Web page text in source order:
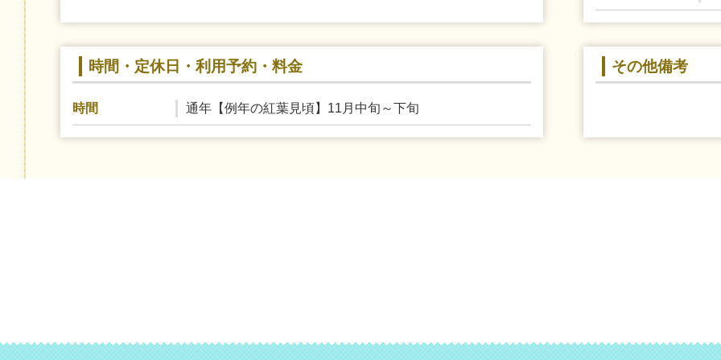
時間・定休日・利用予約・料金
時間 通年【例年の紅葉見頃】11月中旬～下旬
その他備考